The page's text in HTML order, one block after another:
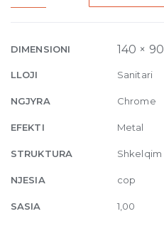
two-
diverter
031
quantity
DIMENSIONI 140 ×
LLOJI Sanitari
NGJYRA Chrome
EFEKTI Metal
STRUKTURA Shkelqim
NJESIA cop
SASIA 1,00